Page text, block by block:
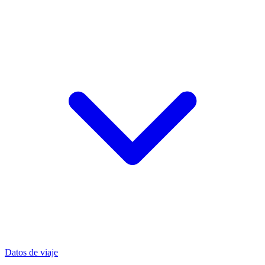
Datos de viaje